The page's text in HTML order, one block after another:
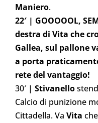
Maniero.
22′ | GOOOOOL,
destra di Vita che
Gallea, sul pallone
a porta
rete del vantaggio!
30′ | Stivanello
Calcio di punizione
Cittadella. Va Vita